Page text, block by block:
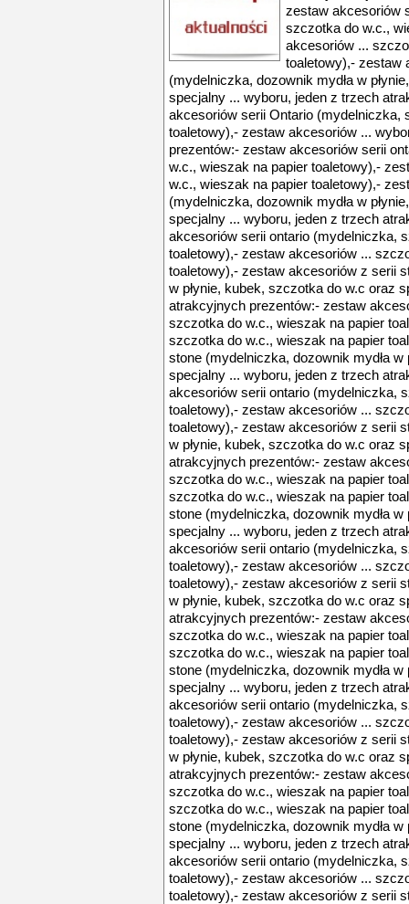
zestaw akcesoriów
szczotka do w.c.,
akcesoriów ...
toaletowy),- zestaw
(mydelniczka, dozownik mydła w
specjalny ... wyboru, jeden z trzech
akcesoriów serii Ontario (mydelniczka,
toaletowy),- zestaw akcesoriów ...
prezentów:- zestaw akcesoriów serii
w.c., wieszak na papier toaletowy),-
w.c., wieszak na papier toaletowy),-
(mydelniczka, dozownik mydła w
specjalny ... wyboru, jeden z trzech
akcesoriów serii ontario (mydelniczka,
toaletowy),- zestaw akcesoriów ...
toaletowy),- zestaw akcesoriów z serii
w płynie, kubek, szczotka do w.c oraz
atrakcyjnych prezentów:- zestaw
szczotka do w.c., wieszak na papier
szczotka do w.c., wieszak na papier
stone (mydelniczka, dozownik mydła
specjalny ... wyboru, jeden z trzech
akcesoriów serii ontario (mydelniczka,
toaletowy),- zestaw akcesoriów ...
toaletowy),- zestaw akcesoriów z serii
w płynie, kubek, szczotka do w.c oraz
atrakcyjnych prezentów:- zestaw
szczotka do w.c., wieszak na papier
szczotka do w.c., wieszak na papier
stone (mydelniczka, dozownik mydła
specjalny ... wyboru, jeden z trzech
akcesoriów serii ontario (mydelniczka,
toaletowy),- zestaw akcesoriów ...
toaletowy),- zestaw akcesoriów z serii
w płynie, kubek, szczotka do w.c oraz
atrakcyjnych prezentów:- zestaw
szczotka do w.c., wieszak na papier
szczotka do w.c., wieszak na papier
stone (mydelniczka, dozownik mydła
specjalny ... wyboru, jeden z trzech
akcesoriów serii ontario (mydelniczka,
toaletowy),- zestaw akcesoriów ...
toaletowy),- zestaw akcesoriów z serii
w płynie, kubek, szczotka do w.c oraz
atrakcyjnych prezentów:- zestaw
szczotka do w.c., wieszak na papier
szczotka do w.c., wieszak na papier
stone (mydelniczka, dozownik mydła
specjalny ... wyboru, jeden z trzech
akcesoriów serii ontario (mydelniczka,
toaletowy),- zestaw akcesoriów ...
toaletowy),- zestaw akcesoriów z serii